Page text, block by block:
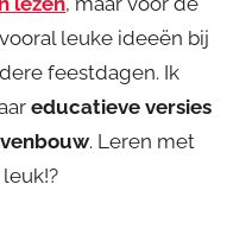
leuke ideeën bij
feestdagen. Ik
educatieve versies
. Leren met